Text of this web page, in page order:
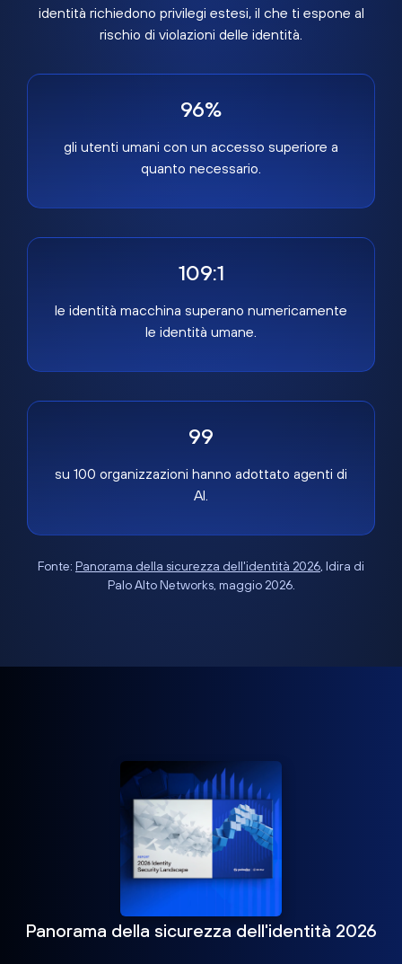
identità richiedono privilegi estesi, il che ti espone al
rischio di violazioni delle identità.
96%
gli utenti umani con un accesso superiore a
quanto necessario.
109:1
le identità macchina superano numericamente
le identità umane.
99
su 100 organizzazioni hanno adottato agenti di
AI.
Fonte: Panorama della sicurezza dell'identità 2026, Idira di
Palo Alto Networks, maggio 2026.
Panorama della sicurezza dell'identità 2026